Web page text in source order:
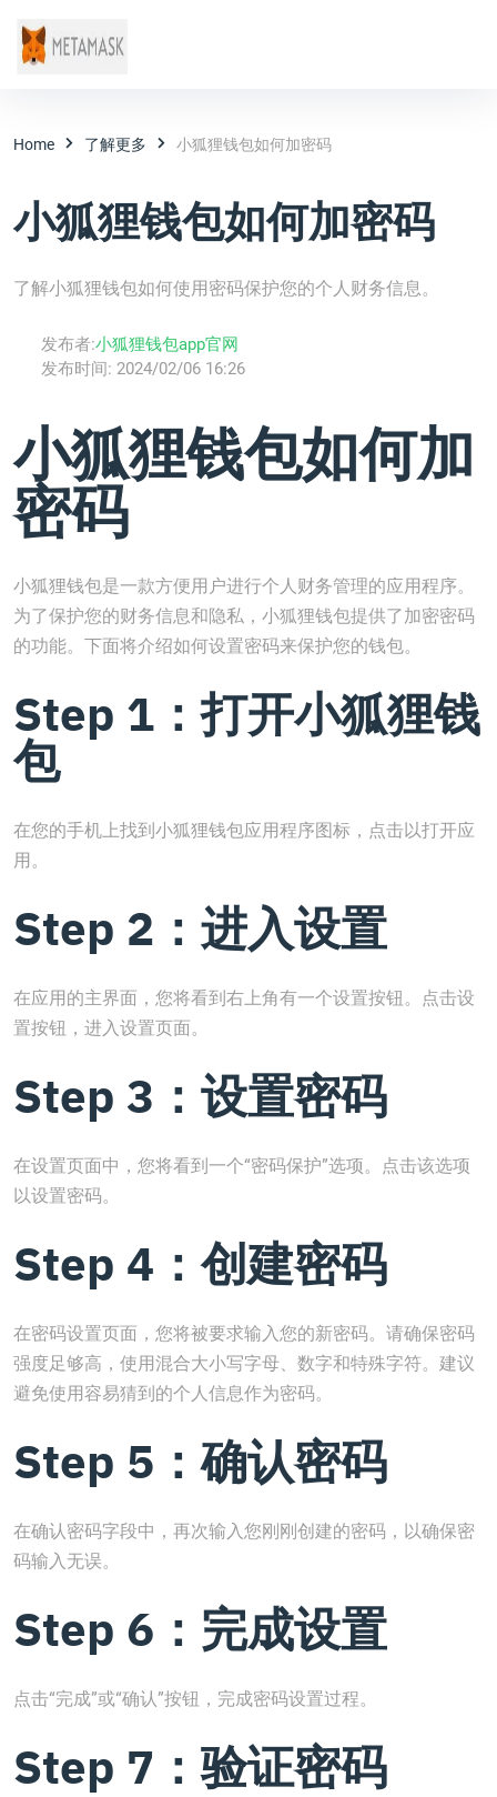
Home 了解更多 小狐狸钱包如何加密码
小狐狸钱包如何加密码
了解小狐狸钱包如何使用密码保护您的个人财务信息。
发布者:小狐狸钱包app官网
发布时间: 2024/02/06 16:26
小狐狸钱包如何加
密码
小狐狸钱包是一款方便用户进行个人财务管理的应用程序。
为了保护您的财务信息和隐私，小狐狸钱包提供了加密密码
的功能。下面将介绍如何设置密码来保护您的钱包。
Step 1：打开小狐狸钱
包
在您的手机上找到小狐狸钱包应用程序图标，点击以打开应
用。
Step 2：进入设置
在应用的主界面，您将看到右上角有一个设置按钮。点击设
置按钮，进入设置页面。
Step 3：设置密码
在设置页面中，您将看到一个“密码保护”选项。点击该选项
以设置密码。
Step 4：创建密码
在密码设置页面，您将被要求输入您的新密码。请确保密码
强度足够高，使用混合大小写字母、数字和特殊字符。建议
避免使用容易猜到的个人信息作为密码。
Step 5：确认密码
在确认密码字段中，再次输入您刚刚创建的密码，以确保密
码输入无误。
Step 6：完成设置
点击“完成”或“确认”按钮，完成密码设置过程。
Step 7：验证密码